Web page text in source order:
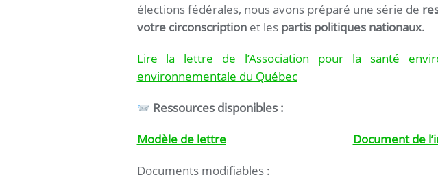
élections fédérales, nous avons préparé une série de
votre circonscriptionet les partis politiques nationaux.
Lire la lettre de l’Association pour la santé
environnementale du Québec
Ressources disponibles :
Modèle de lettre
Document de
Documents modifiables :